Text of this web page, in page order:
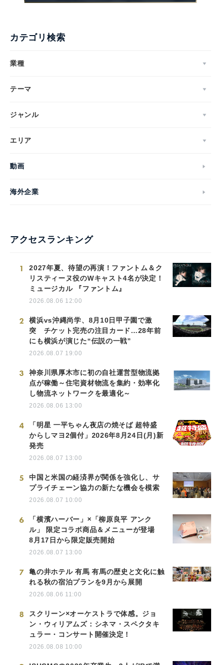
カテゴリ検索
業種
テーマ
ジャンル
エリア
動画
海外企業
アクセスランキング
1
2027年夏、待望の再演！ファントム＆ク
リスティーヌ役のWキャスト4名が決定！
ミュージカル 『ファントム』
2026.08.06 12:00
2
横浜vs沖縄尚学、8月10日甲子園で激
突 チケット完売の注目カード…28年前
にも横浜が演じた“伝説の一戦”
2026.08.07 19:00
3
神奈川県厚木市に初の自社運営型物流拠
点が稼働～住宅資材物流を集約・効率化
し物流ネットワークを最適化～
2026.08.06 13:00
4
「明星 一平ちゃん夜店の焼そば 超特盛
からしマヨ2個付」2026年8月24日(月)新
発売
2026.08.07 13:00
5
中国と米国の経済界が関係を強化し、サ
プライチェーン協力の新たな機会を模索
2026.08.07 10:00
6
「横濱ハーバー」×「柳原良平 アンク
ル」 限定コラボ商品＆メニューが登場
8月17日から限定販売開始
2026.08.07 13:00
7
亀の井ホテル 有馬 有馬の歴史と文化に触
れる秋の宿泊プランを9月から展開
2026.08.06 11:00
8
スクリーン×オーケストラで体感。ジョ
ン・ウィリアムズ：シネマ・スペクタキ
ュラー・コンサート開催決定！
2026.08.08 10:00